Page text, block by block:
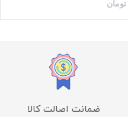
تومان
ضمانت اصالت کالا